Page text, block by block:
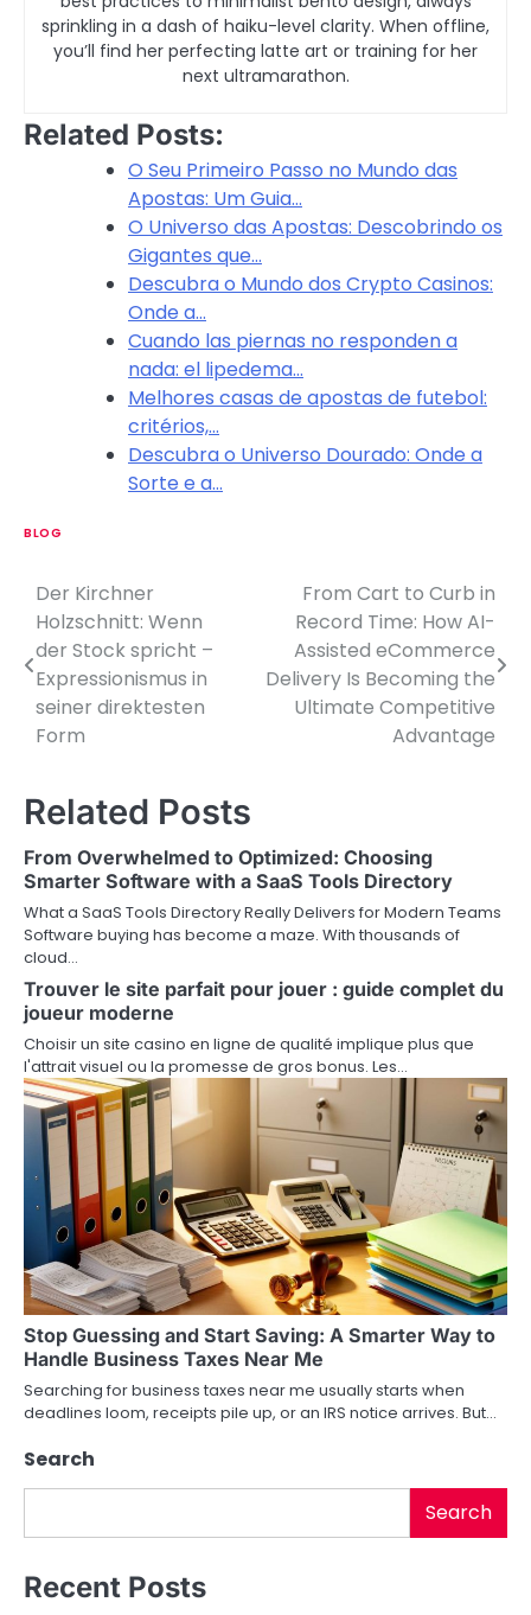
sprinkling in a dash of haiku-level clarity. When offline,
you’ll find her perfecting latte art or training for her
next ultramarathon.
Related Posts:
O Seu Primeiro Passo no Mundo das
Apostas: Um Guia…
O Universo das Apostas: Descobrindo os
Gigantes que…
Descubra o Mundo dos Crypto Casinos:
Onde a…
Cuando las piernas no responden a
nada: el lipedema…
Melhores casas de apostas de futebol:
critérios,…
Descubra o Universo Dourado: Onde a
Sorte e a…
BLOG
P
o
s
a
v
i
g
a
t
i
o
n
Der Kirchner
Holzschnitt: Wenn
der Stock spricht –
Expressionismus in
seiner direktesten
Form
From Cart to Curb in
Record Time: How AI-
Assisted eCommerce
Delivery Is Becoming the
Ultimate Competitive
Advantage
Related Posts
From Overwhelmed to Optimized: Choosing
Smarter Software with a SaaS Tools Directory
What a SaaS Tools Directory Really Delivers for Modern Teams
Software buying has become a maze. With thousands of
cloud…
Trouver le site parfait pour jouer : guide complet du
joueur moderne
Choisir un site casino en ligne de qualité implique plus que
l'attrait visuel ou la promesse de gros bonus. Les…
Stop Guessing and Start Saving: A Smarter Way to
Handle Business Taxes Near Me
Searching for business taxes near me usually starts when
deadlines loom, receipts pile up, or an IRS notice arrives. But…
Search
Search
Recent Posts